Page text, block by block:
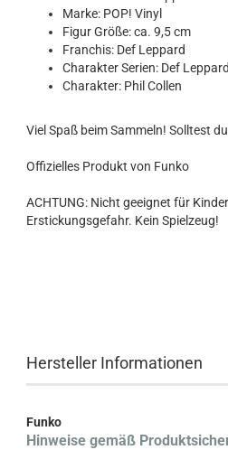
MARVEL
Movie
STAR WARS
Television
Marke: POP! Vinyl
Figur Größe: ca. 9,5 cm
Franchis: Def Leppard
Charakter Serien: Def Leppard
Charakter: Phil Collen
Viel Spaß beim Sammeln! Solltest
Offizielles Produkt von Funko
ACHTUNG: Nicht geeignet für
Erstickungsgefahr. Kein Spielzeug!
Hersteller Informationen
Funko
Hinweise gemäß